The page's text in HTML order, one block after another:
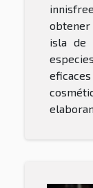
obtener
isla de